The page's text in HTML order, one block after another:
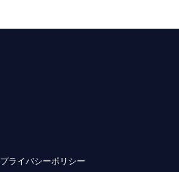
プライバシーポリシー